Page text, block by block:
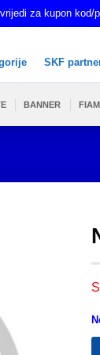
za kupon kod/
SKF
BANNER